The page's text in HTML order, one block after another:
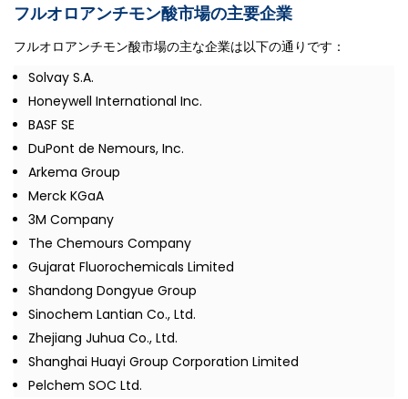
フルオロアンチモン酸市場の主要企業
フルオロアンチモン酸市場の主な企業は以下の通りです：
Solvay S.A.
Honeywell International Inc.
BASF SE
DuPont de Nemours, Inc.
Arkema Group
Merck KGaA
3M Company
The Chemours Company
Gujarat Fluorochemicals Limited
Shandong Dongyue Group
Sinochem Lantian Co., Ltd.
Zhejiang Juhua Co., Ltd.
Shanghai Huayi Group Corporation Limited
Pelchem SOC Ltd.